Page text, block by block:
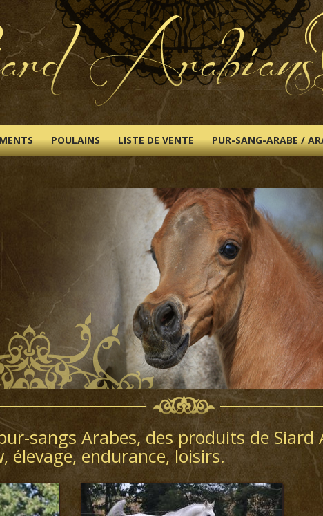
POULAINS LISTE DE VENTE PUR-SANG-ARABE /
sangs Arabes, des produits de
élevage, endurance, loisirs.